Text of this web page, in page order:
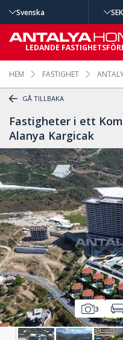
HEM FASTIGHET
GÅ TILLBAKA
Fastigheter i ett
Alanya Kargicak
3
Svenska SEK
LEDANDE
AVANCERAD
SÖKNING